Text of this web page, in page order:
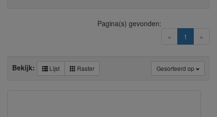
« 1 (current)
»
Pagina(s) gevonden:
Gesorteerd op
Bekijk: Lijst Raster